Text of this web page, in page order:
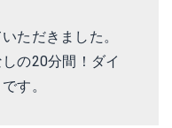
ただきました。
の20分間！ダイ
す。